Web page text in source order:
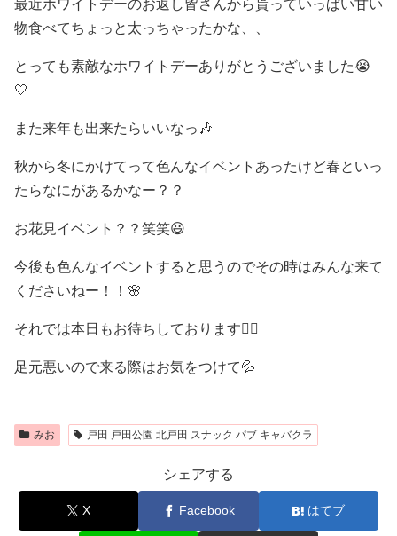
最近ホワイトデーのお返し皆さんから貰っていっぱい甘い
物食べてちょっと太っちゃったかな、、
とっても素敵なホワイトデーありがとうございました😭‎
🤍
また来年も出来たらいいなっ🎶
秋から冬にかけてって色んなイベントあったけど春といっ
たらなにがあるかなー？？
お花見イベント？？笑笑😃
今後も色んなイベントすると思うのでその時はみんな来て
くださいねー！！🌸
それでは本日もお待ちしております🙇‍♀️
足元悪いので来る際はお気をつけて💦
みお 戸田 戸田公園 北戸田 スナック パブ キャバクラ
シェアする
X Facebook はてブ